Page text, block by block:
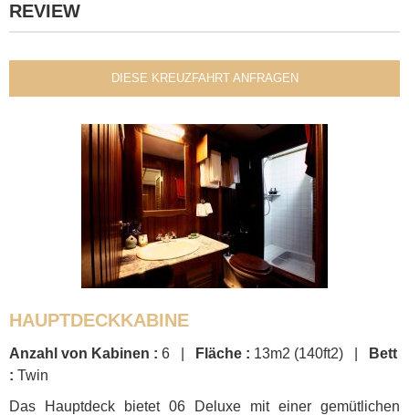
REVIEW
DIESE KREUZFAHRT ANFRAGEN
HAUPTDECKKABINE
Anzahl von Kabinen : 6 | Fläche : 13m2 (140ft2) |
Bett
: Twin
Das Hauptdeck bietet 06 Deluxe mit einer gemütlichen